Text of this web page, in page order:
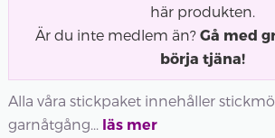
här produkten.
Är du inte medlem än? Gå med
börja tjäna!
Alla våra stickpaket innehåller
garnåtgång... läs mer